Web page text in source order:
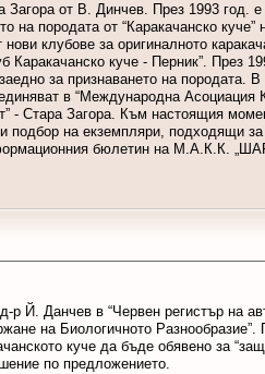
Загора от В. Динчев. През 1993
породата от “Каракачанско куче”
клубове за оригиналното
куче - Перник”. През
за признаването на
в “Международна
- Стара Загора. Към настоящия
подбор на екземпляри, подходящи
бюлетин на М.А.К.К.
р Й. Данчев в “Червен регистър на
на Биологичното
куче да бъде обявено за
по предложението.